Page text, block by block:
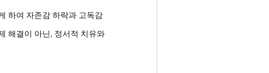
하여 자존감 하락과 고독감
해결이 아닌, 정서적 치유와